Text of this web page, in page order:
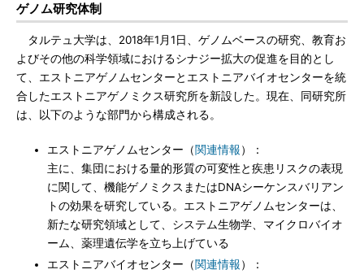
ゲノム研究体制
タルテュ大学は、2018年1月1日、ゲノムベースの研究、教育お
よびその他の科学領域におけるシナジー拡大の促進を目的とし
て、エストニアゲノムセンターとエストニアバイオセンターを統
合したエストニアゲノミクス研究所を新設した。現在、同研究所
は、以下のような部門から構成される。
エストニアゲノムセンター（関連情報）：
主に、集団における量的形質の可変性と疾患リスクの表現
に関して、機能ゲノミクスまたはDNAシーケンスバリアン
トの効果を研究している。エストニアゲノムセンターは、
新たな研究領域として、システム生物学、マイクロバイオ
ーム、薬理遺伝学を立ち上げている
エストニアバイオセンター（関連情報）：